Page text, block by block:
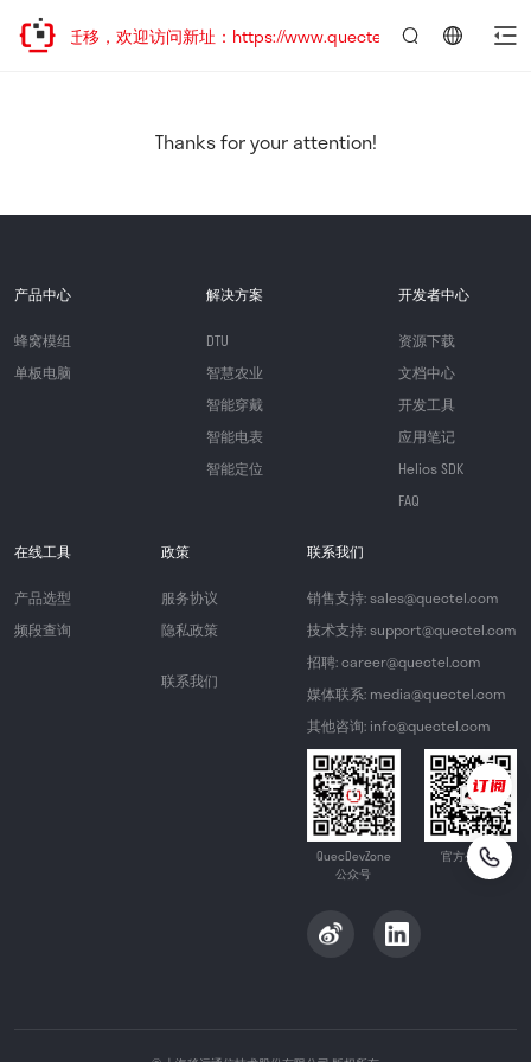
地址已迁移，欢迎访问新址：https://www.quectel.com.cn
Thanks for your attention!
产品中心
蜂窝模组
单板电脑
解决方案
DTU
智慧农业
智能穿戴
智能电表
智能定位
开发者中心
资源下载
文档中心
开发工具
应用笔记
Helios SDK
FAQ
在线工具
产品选型
频段查询
政策
服务协议
隐私政策
联系我们
联系我们
销售支持: sales@quectel.com
技术支持: support@quectel.com
招聘: career@quectel.com
媒体联系: media@quectel.com
其他咨询: info@quectel.com
QuecDevZone
公众号
官方公众号